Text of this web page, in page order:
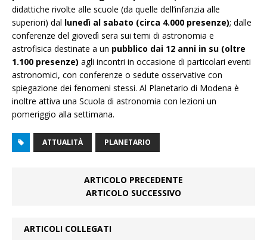
didattiche rivolte alle scuole (da quelle dell’infanzia alle
superiori) dal lunedì al sabato (circa 4.000 presenze); dalle
conferenze del giovedì sera sui temi di astronomia e
astrofisica destinate a un pubblico dai 12 anni in su (oltre
1.100 presenze) agli incontri in occasione di particolari eventi
astronomici, con conferenze o sedute osservative con
spiegazione dei fenomeni stessi. Al Planetario di Modena è
inoltre attiva una Scuola di astronomia con lezioni un
pomeriggio alla settimana.
ATTUALITÀ PLANETARIO
ARTICOLO PRECEDENTE
ARTICOLO SUCCESSIVO
ARTICOLI COLLEGATI